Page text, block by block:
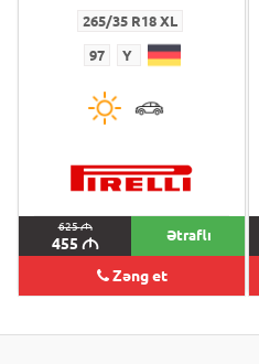
265/35 R18 XL
97 Y
625M
455 M Ətraflı
Zəng et